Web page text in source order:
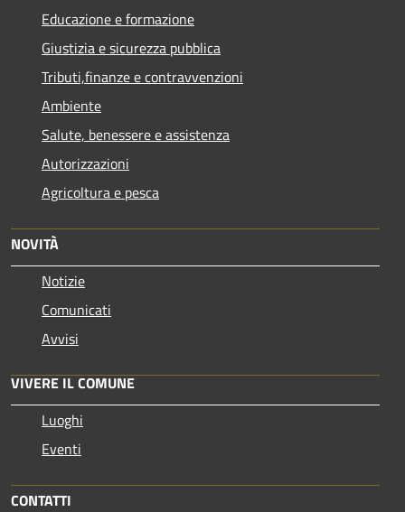
Educazione e formazione
Giustizia e sicurezza pubblica
Tributi,finanze e contravvenzioni
Ambiente
Salute, benessere e assistenza
Autorizzazioni
Agricoltura e pesca
NOVITÀ
Notizie
Comunicati
Avvisi
VIVERE IL COMUNE
Luoghi
Eventi
CONTATTI